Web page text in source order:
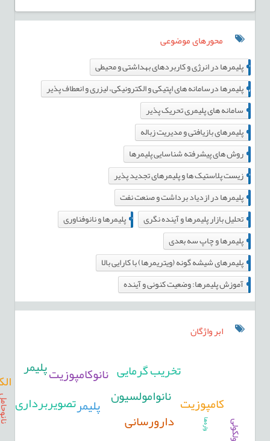
محورهای موضوعی
پلیمرها در انرژی و کاربردهای بهداشتی و محیطی23
پليمرها درسامانه های اپتیکی و الکترونیکی، لیزری و انعطاف پذیر 5
سامانه های پلیمری تحریک پذیر 14
پلیمرهای بازیافتی و مدیریت زباله 6
روش های پیشرفته شناسایی پلیمرها11
زیست پلاستیک ها و پلیمرهای تجديد پذیر13
پلیمرها در ازدياد برداشت و صنعت نفت 2
تحلیل بازار پلیمرها و آینده نگری 4 پليمرها و نانوفناوری33
پلیمرها و چاپ سه بعدی 6
پلیمرهای شیشه گونه (ویتریمرها) با کارایی بالا 1
آموزش پلیمرها: وضعیت کنونی و آینده10
ابر واژگان
تصویربرداری
دارورسانی
نانوامولسیون
نانوکامپوزیت
کامپوزیت
پلیمر
پلیمر
تخریب گرمایی
واره‌ها